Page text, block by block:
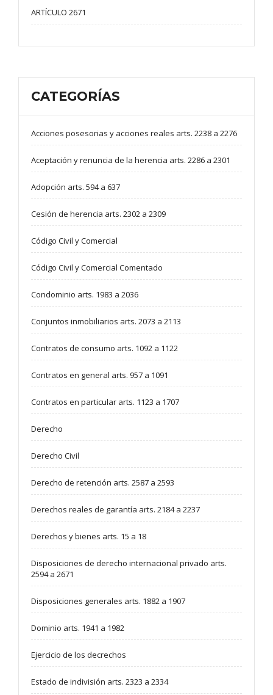
ARTÍCULO 2671
CATEGORÍAS
Acciones posesorias y acciones reales arts. 2238 a 2276
Aceptación y renuncia de la herencia arts. 2286 a 2301
Adopción arts. 594 a 637
Cesión de herencia arts. 2302 a 2309
Código Civil y Comercial
Código Civil y Comercial Comentado
Condominio arts. 1983 a 2036
Conjuntos inmobiliarios arts. 2073 a 2113
Contratos de consumo arts. 1092 a 1122
Contratos en general arts. 957 a 1091
Contratos en particular arts. 1123 a 1707
Derecho
Derecho Civil
Derecho de retención arts. 2587 a 2593
Derechos reales de garantía arts. 2184 a 2237
Derechos y bienes arts. 15 a 18
Disposiciones de derecho internacional privado arts.
2594 a 2671
Disposiciones generales arts. 1882 a 1907
Dominio arts. 1941 a 1982
Ejercicio de los decrechos
Estado de indivisión arts. 2323 a 2334